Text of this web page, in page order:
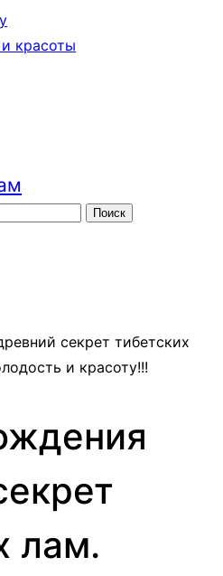
и красоты
секрет тибетских
и красоту!!!
лам.